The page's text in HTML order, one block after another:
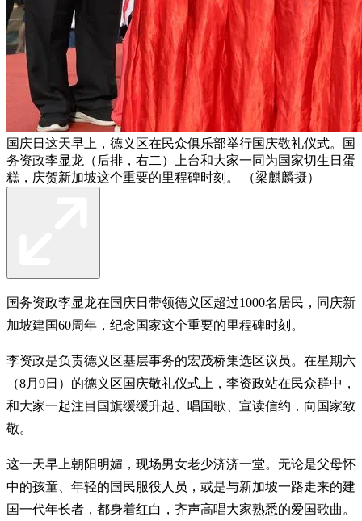
国庆日这天早上，德义区在民众俱乐部举行国庆敬礼仪式。国
务资政李显龙（后排，右二）上台和大家一同为国家切生日蛋
糕，庆贺新加坡这个重要的里程碑时刻。 （梁麒麟摄）
国务资政李显龙在国庆日带领德义区超过1000名居民，同庆新
加坡建国60周年，纪念国家这个重要的里程碑时刻。
李资政是负责德义区基层事务的宏茂桥集选区议员。在星期六
（8月9日）的德义区国庆敬礼仪式上，李资政站在民众群中，
和大家一起注目国旗缓缓升起、唱国歌、宣读信约，向国家致
敬。
这一天早上朝阳明媚，现场男女老少济济一堂。无论是父母怀
中的孩童、年轻的国民服役人员，或是与新加坡一路走来的建
国一代年长者，都身着红白，齐声高唱大家熟悉的爱国歌曲。